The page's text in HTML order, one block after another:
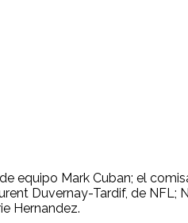
equipo Mark Cuban; el
Duvernay-Tardif, de NFL;
Hernandez.